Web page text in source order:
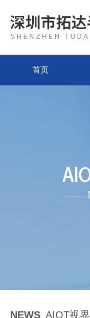
首页
NEWS AIOT视界